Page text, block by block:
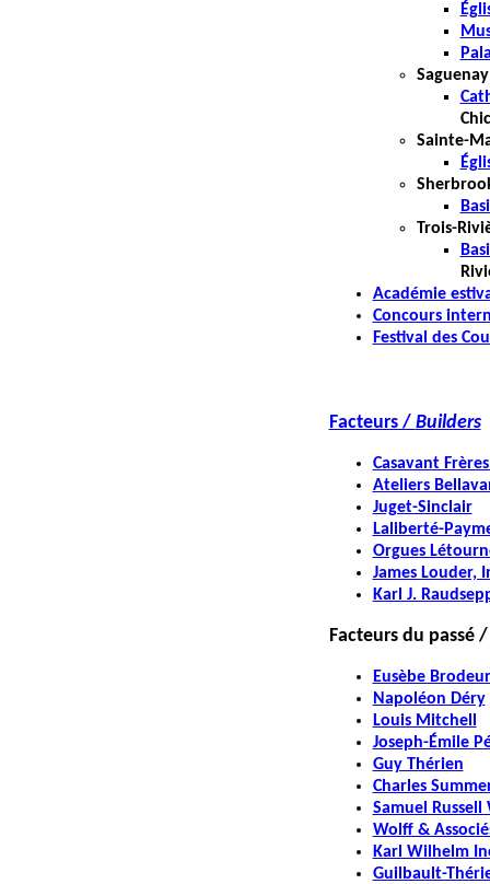
Saguenay
Sainte-
Trois-
Académie
Concours
Festival des
Facteurs / Builders
Casavant
Ateliers
Juget-Sinclair
Laliberté-
Orgues
James Louder,
Karl J.
Facteurs du passé
Eusèbe Brodeur
Napoléon Déry
Louis Mitchell
Joseph-Émile
Guy Thérien
Charles
Samuel Russell
Wolff &
Karl Wilhelm
Guilbault-